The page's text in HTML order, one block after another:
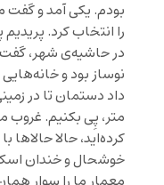
بودم. یکی آمد و گفت
را انتخاب کرد.
در حاشیه‌ی شهر، گفت
نوساز بود و
داد دستمان تا در
متر، پِی بکنیم.
کرده‌اید، حالا حالاها
خوشحال و خندان